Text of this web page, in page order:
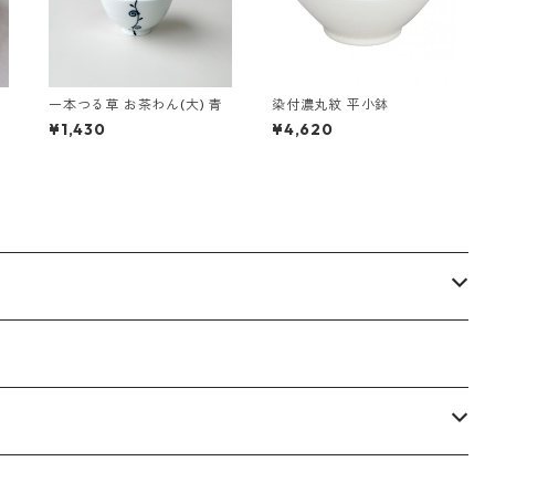
一本つる草 お茶わん(大) 青
¥1,430
染付濃丸紋 平小鉢
¥4,620